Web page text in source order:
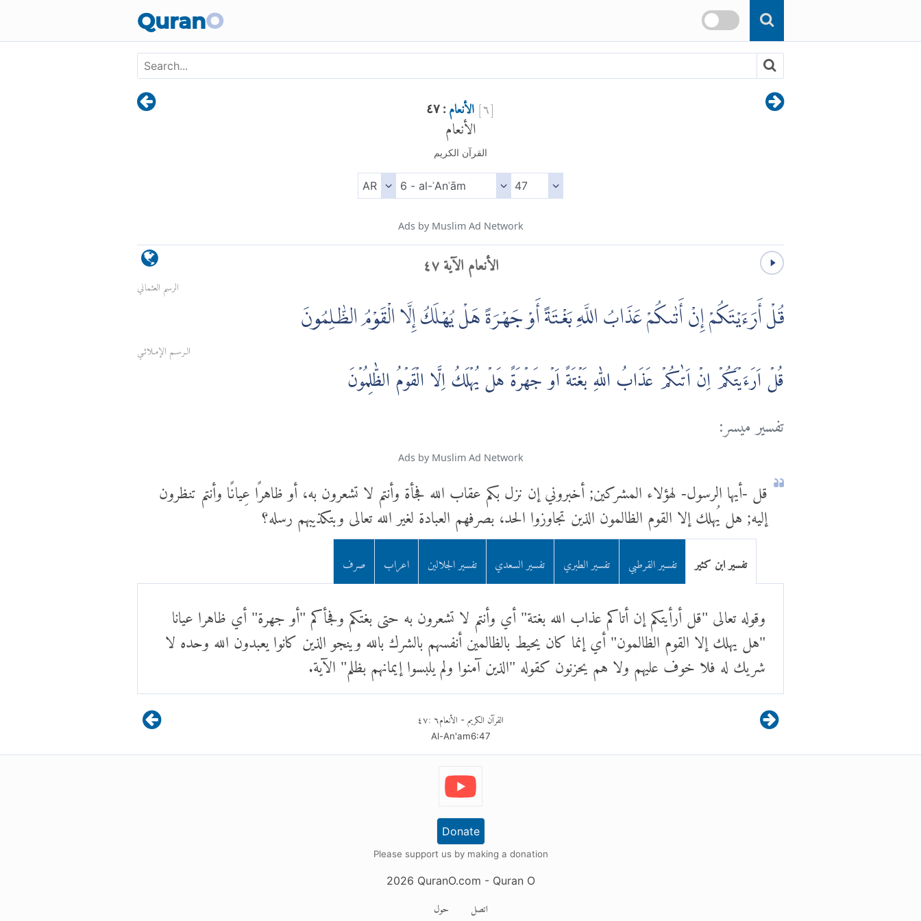
QuranO
[٦]الأنعام : ٤٧الأنعام
القرآن الكريم
Ads by Muslim Ad Network
الأنعام الآية ٤٧
الرسم العثماني
قُلْ أَرَءَيْتَكُمْ إِنْ أَتٰىكُمْ عَذَابُ اللَّهِ بَغْتَةً أَوْ جَهْرَةً هَلْ يُهْلَكُ إِلَّا الْقَوْمُ الظّٰلِمُونَ
الـرسـم الإمـلائـي
قُلۡ اَرَءَيۡتَكُمۡ اِنۡ اَتٰٮكُمۡ عَذَابُ اللّٰهِ بَغۡتَةً اَوۡ جَهۡرَةً هَلۡ يُهۡلَكُ اِلَّا الۡقَوۡمُ الظّٰلِمُوۡنَ
تفسير ميسر:
Ads by Muslim Ad Network
قل -أيها الرسول- لهؤلاء المشركين; أخبروني إن نزل بكم عقاب الله فجأة وأنتم لا تشعرون به، أو ظاهرًا عِيانًا وأنتم تنظرون
إليه; هل يُهلك إلا القوم الظالمون الذين تجاوزوا الحد، بصرفهم العبادة لغير الله تعالى وبتكذيبهم رسله؟
تفسير ابن كثير تفسير القرطبي تفسير الطبري تفسير السعدي تفسير الجلالين اعراب صرف
وقوله تعالى "قل أرأيتكم إن أتاكم عذاب الله بغتة" أي وأنتم لا تشعرون به حتى بغتكم وفجأكم "أو جهرة" أي ظاهرا عيانا
"هل يهلك إلا القوم الظالمون" أي إنما كان يحيط بالظالمين أنفسهم بالشرك بالله وينجو الذين كانوا يعبدون الله وحده لا
شريك له فلا خوف عليهم ولا هم يحزنون كقوله "الذين آمنوا ولم يلبسوا إيمانهم بظلم" الآية.
القرآن الكريم - الأنعام٦:٤٧
Al-An'am6:47
Donate
Please support us by making a donation
2026 QuranO.com - Quran O
حول اتصل